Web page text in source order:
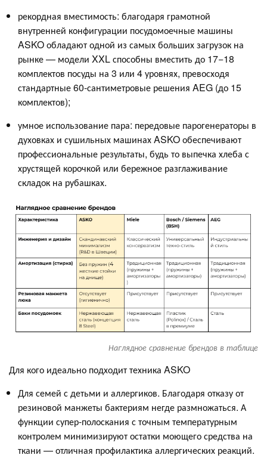
рекордная вместимость: благодаря грамотной
внутренней конфигурации посудомоечные машины
ASKO обладают одной из самых больших загрузок на
рынке — модели XXL способны вместить до 17−18
комплектов посуды на 3 или 4 уровнях, превосходя
стандартные 60-сантиметровые решения AEG (до 15
комплектов);
умное использование пара: передовые парогенераторы в
духовках и сушильных машинах ASKO обеспечивают
профессиональные результаты, будь то выпечка хлеба с
хрустящей корочкой или бережное разглаживание
складок на рубашках.
Наглядное сравнение брендов в таблице
Для кого идеально подходит техника ASKO
Для семей с детьми и аллергиков. Благодаря отказу от
резиновой манжеты бактериям негде размножаться. А
функции супер-полоскания с точным температурным
контролем минимизируют остатки моющего средства на
ткани — отличная профилактика аллергических реакций.